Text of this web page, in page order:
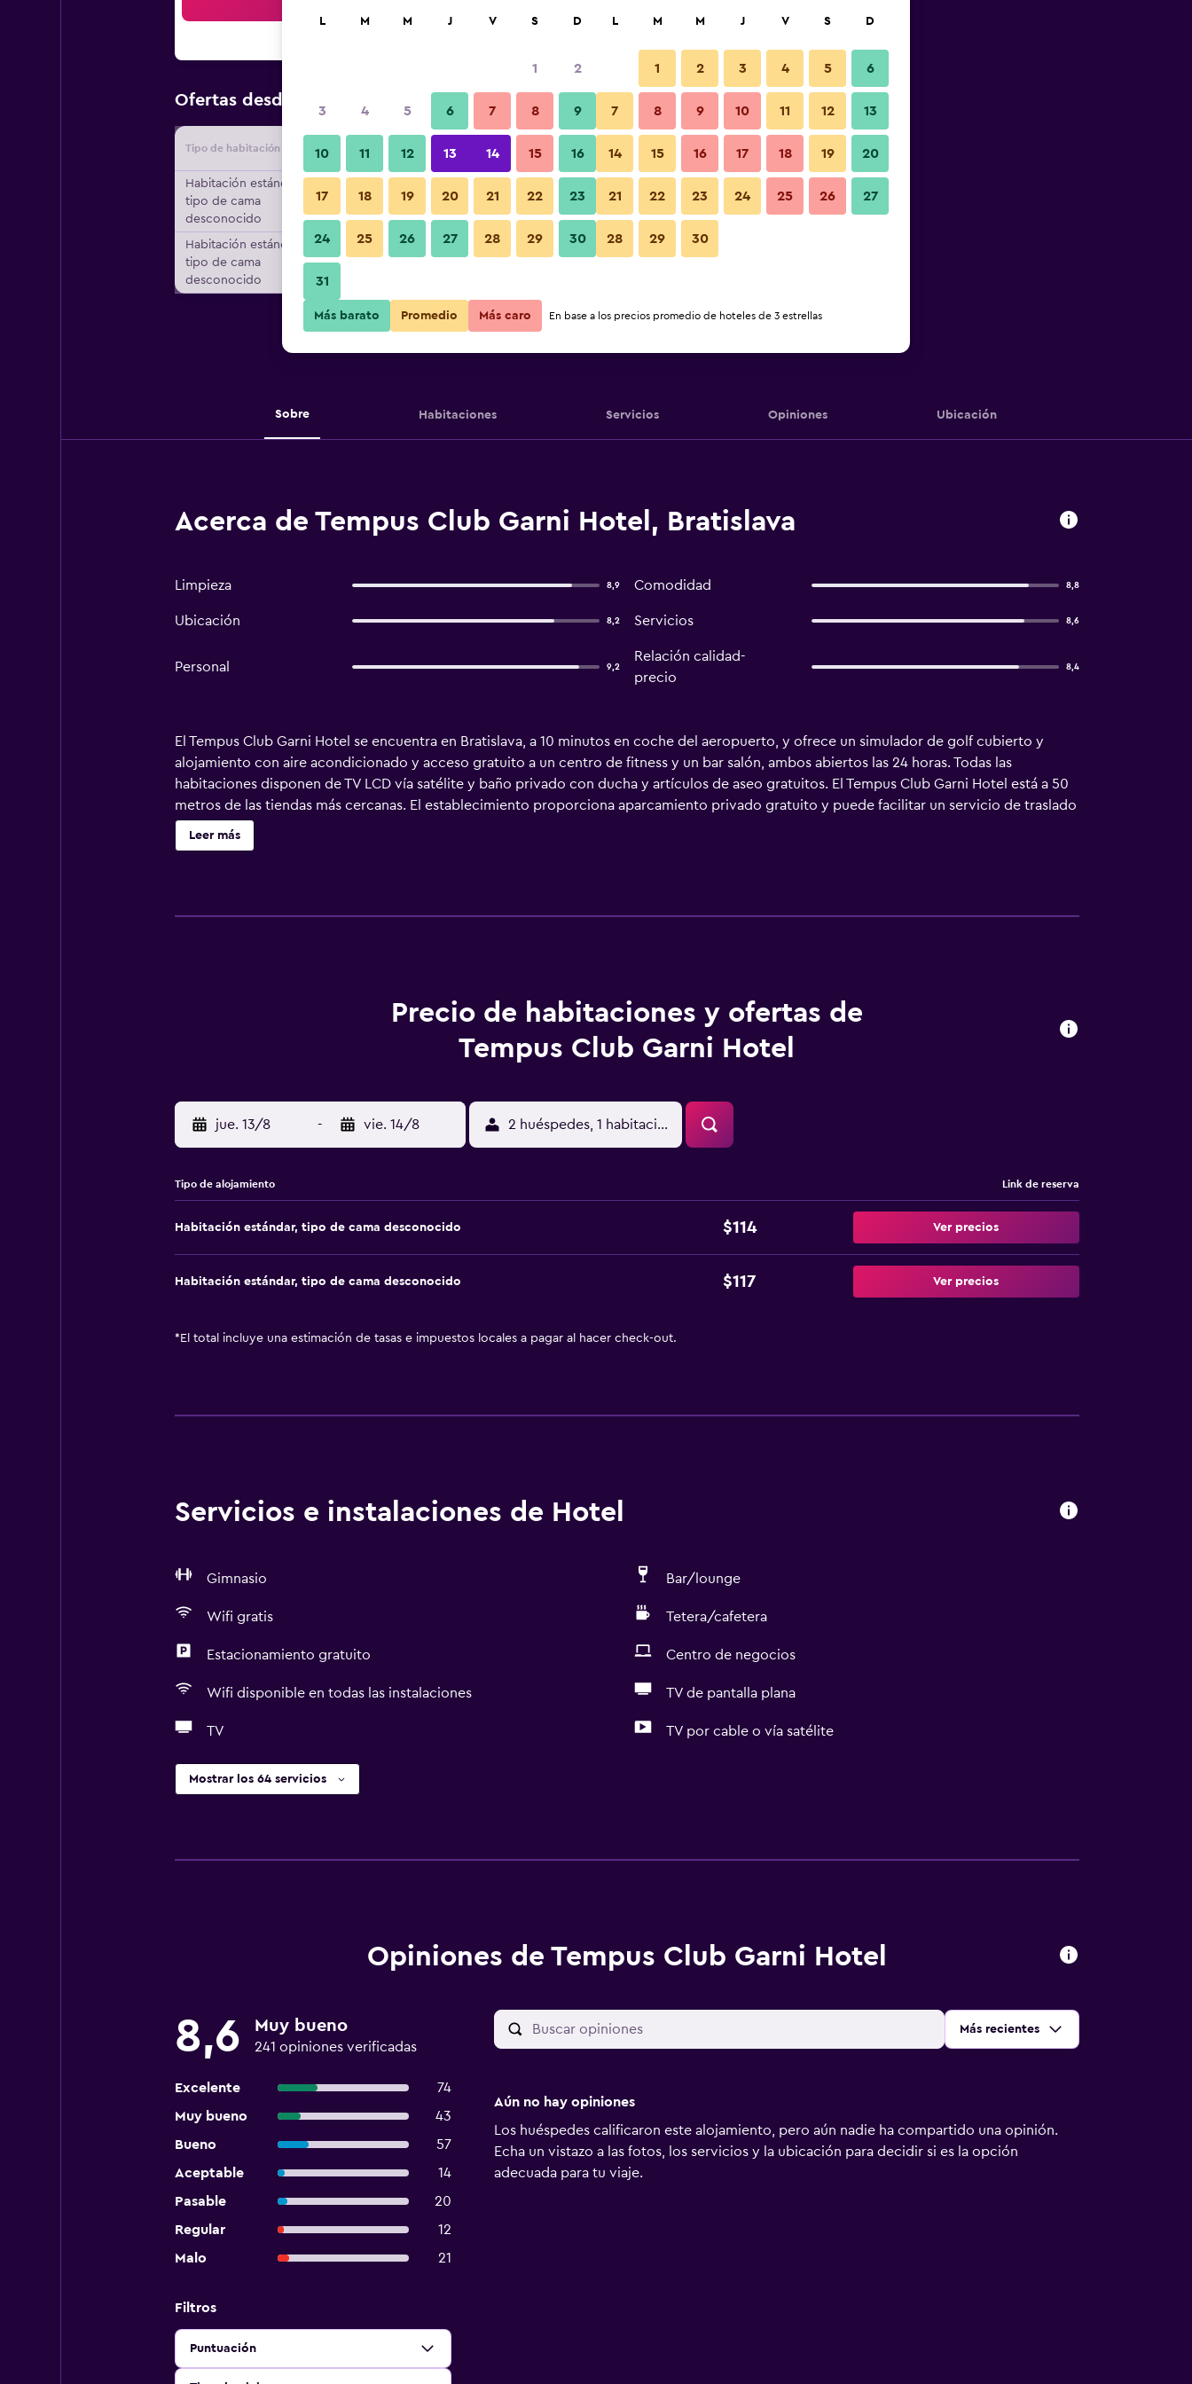
Ofertas desde Oferta más barata de precio por noche
Tipo de habitación Proveedor Total noche
Habitación estándar,
tipo de cama
desconocido
$114 Ver oferta
Habitación estándar,
tipo de cama
desconocido
Sobre Habitaciones Servicios Opiniones Ubicación
Acerca de Tempus Club Garni Hotel, Bratislava
Limpieza 8,9 Comodidad 8,8
Ubicación 8,2 Servicios 8,6
Personal 9,2
Relación calidad-
precio
8,4
El Tempus Club Garni Hotel se encuentra en Bratislava, a 10 minutos en coche del aeropuerto, y ofrece un simulador de golf cubierto y
alojamiento con aire acondicionado y acceso gratuito a un centro de fitness y un bar salón, ambos abiertos las 24 horas. Todas las
habitaciones disponen de TV LCD vía satélite y baño privado con ducha y artículos de aseo gratuitos. El Tempus Club Garni Hotel está a 50
metros de las tiendas más cercanas. El establecimiento proporciona aparcamiento privado gratuito y puede facilitar un servicio de traslado
hacia y desde el aeropuerto, por un suplemento. El centro de Bratislava se encuentra a 15 minutos en coche del alojamiento.
Leer más
Precio de habitaciones y ofertas de
Tempus Club Garni Hotel
jue. 13/8 - vie. 14/8 2 huéspedes, 1 habitación
Tipo de alojamiento Link de reserva
Habitación estándar, tipo de cama desconocido $114 Ver precios
Habitación estándar, tipo de cama desconocido $117 Ver precios
* El total incluye una estimación de tasas e impuestos locales a pagar al hacer check-out.
Servicios e instalaciones de Hotel
Gimnasio Bar/lounge
Wifi gratis Tetera/cafetera
Estacionamiento gratuito Centro de negocios
Wifi disponible en todas las instalaciones TV de pantalla plana
TV TV por cable o vía satélite
Mostrar los 64 servicios
Opiniones de Tempus Club Garni Hotel
8,6 Muy bueno
241 opiniones verificadas
Excelente
74
Muy bueno
43
Bueno
57
Aceptable
14
Pasable
20
Regular
12
Malo
21
Ordenar por:
Más recientes
Filtros
Puntuación
Aún no hay opiniones
Los huéspedes calificaron este alojamiento, pero aún nadie ha compartido una opinión.
Echa un vistazo a las fotos, los servicios y la ubicación para decidir si es la opción
adecuada para tu viaje.
L M M J V S D
1 2
3 4 5 6 7 8 9
10 11 12 13 14 15 16
17 18 19 20 21 22 23
24 25 26 27 28 29 30
31
L M M J V S D
1 2 3 4 5 6
7 8 9 10 11 12 13
14 15 16 17 18 19 20
21 22 23 24 25 26 27
28 29 30
Más barato Promedio Más caro En base a los precios promedio de hoteles de 3 estrellas